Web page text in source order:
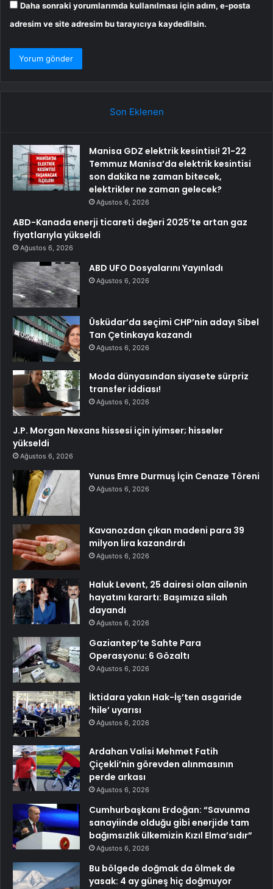
Daha sonraki yorumlarımda kullanılması için adım, e-posta
adresim ve site adresim bu tarayıcıya kaydedilsin.
Son Eklenen
Manisa GDZ elektrik kesintisi! 21-22
Temmuz Manisa’da elektrik kesintisi
son dakika ne zaman bitecek,
elektrikler ne zaman gelecek?
Ağustos 6, 2026
ABD-Kanada enerji ticareti değeri 2025’te artan gaz
fiyatlarıyla yükseldi
Ağustos 6, 2026
ABD UFO Dosyalarını Yayınladı
Ağustos 6, 2026
Üsküdar’da seçimi CHP’nin adayı Sibel
Tan Çetinkaya kazandı
Ağustos 6, 2026
Moda dünyasından siyasete sürpriz
transfer iddiası!
Ağustos 6, 2026
J.P. Morgan Nexans hissesi için iyimser; hisseler
yükseldi
Ağustos 6, 2026
Yunus Emre Durmuş İçin Cenaze Töreni
Ağustos 6, 2026
Kavanozdan çıkan madeni para 39
milyon lira kazandırdı
Ağustos 6, 2026
Haluk Levent, 25 dairesi olan ailenin
hayatını karartı: Başımıza silah
dayandı
Ağustos 6, 2026
Gaziantep’te Sahte Para
Operasyonu: 6 Gözaltı
Ağustos 6, 2026
İktidara yakın Hak-İş’ten asgaride
‘hile’ uyarısı
Ağustos 6, 2026
Ardahan Valisi Mehmet Fatih
Çiçekli’nin görevden alınmasının
perde arkası
Ağustos 6, 2026
Cumhurbaşkanı Erdoğan: “Savunma
sanayiinde olduğu gibi enerjide tam
bağımsızlık ülkemizin Kızıl Elma’sıdır”
Ağustos 6, 2026
Bu bölgede doğmak da ölmek de
yasak: 4 ay güneş hiç doğmuyor